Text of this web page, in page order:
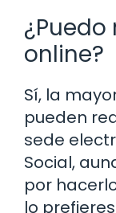
online?
Sí, la
pueden
sede
Social,
por
lo